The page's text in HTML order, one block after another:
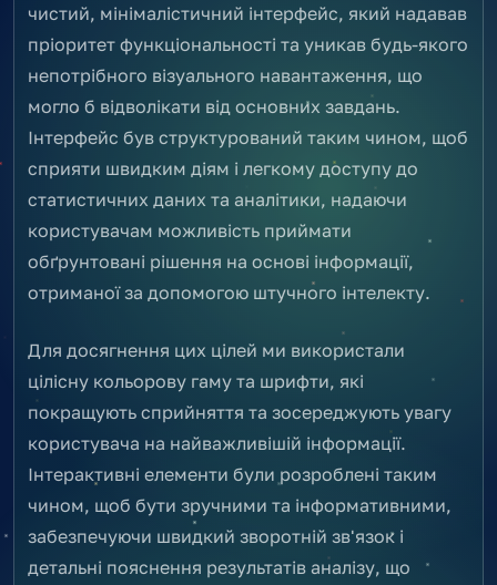
чистий, мінімалістичний інтерфейс, який надавав
пріоритет функціональності та уникав будь-якого
непотрібного візуального навантаження, що
могло б відволікати від основних завдань.
Інтерфейс був структурований таким чином, щоб
сприяти швидким діям і легкому доступу до
статистичних даних та аналітики, надаючи
користувачам можливість приймати
обґрунтовані рішення на основі інформації,
отриманої за допомогою штучного інтелекту.
Для досягнення цих цілей ми використали
цілісну кольорову гаму та шрифти, які
покращують сприйняття та зосереджують увагу
користувача на найважливішій інформації.
Інтерактивні елементи були розроблені таким
чином, щоб бути зручними та інформативними,
забезпечуючи швидкий зворотній зв'язок і
детальні пояснення результатів аналізу, що